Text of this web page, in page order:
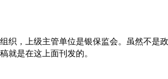
织，上级主管单位是银保监会。虽然不是
就是在这上面刊发的。